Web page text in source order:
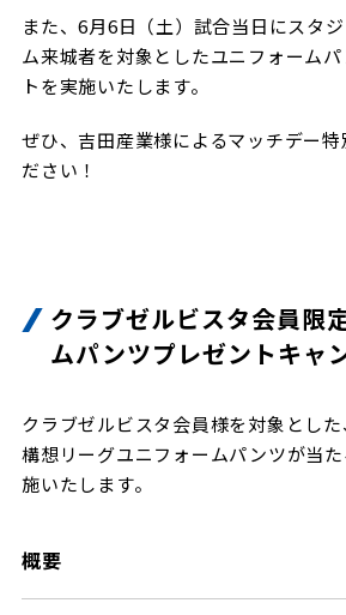
アカデミー
スクール
その他
スタジアムアクセス
スタジアムマップ
観戦方法を知る
車イスでの観戦
シーズンシート
トレーニングの見学・ファンサービス
三輪緑山ベースを利用
三輪緑山ベースご利用案内
オンラインストア
ホームタウン
ホームタウントップ
ゼルビアアシスト募集
ＦＣ町田ゼルビアスポーツクラブ
ゼルビアフットサルパーク
パートナートップ
お問い合わせ利用規約肖像権
また、6月6日（土）試合当日にスタ
ム来城者を対象としたユニフォーム
トを実施いたします。
ぜひ、吉田産業様によるマッチデー特
ださい！
クラブゼルビスタ会員限
ムパンツプレゼントキャ
クラブゼルビスタ会員様を対象とし
構想リーグユニフォームパンツが当
施いたします。
概要